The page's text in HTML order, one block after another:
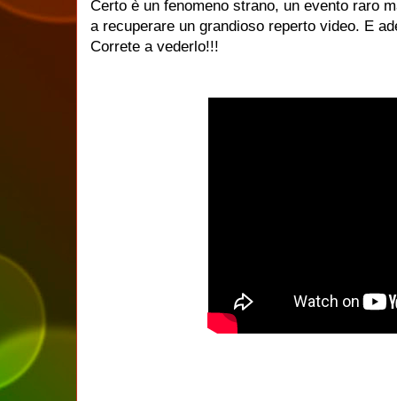
Certo è un fenomeno strano, un evento raro
a recuperare un grandioso reperto video. E
Correte a vederlo!!!